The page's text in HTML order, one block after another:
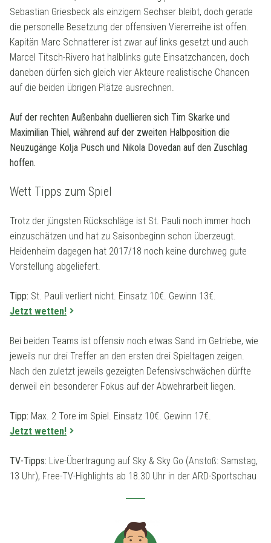
Sebastian Griesbeck als einzigem Sechser bleibt, doch gerade
die personelle Besetzung der offensiven Viererreihe ist offen.
Kapitän Marc Schnatterer ist zwar auf links gesetzt und auch
Marcel Titsch-Rivero hat halblinks gute Einsatzchancen, doch
daneben dürfen sich gleich vier Akteure realistische Chancen
auf die beiden übrigen Plätze ausrechnen.
Auf der rechten Außenbahn duellieren sich Tim Skarke und
Maximilian Thiel, während auf der zweiten Halbposition die
Neuzugänge Kolja Pusch und Nikola Dovedan auf den Zuschlag
hoffen.
Wett Tipps zum Spiel
Trotz der jüngsten Rückschläge ist St. Pauli noch immer hoch
einzuschätzen und hat zu Saisonbeginn schon überzeugt.
Heidenheim dagegen hat 2017/18 noch keine durchweg gute
Vorstellung abgeliefert.
Tipp: St. Pauli verliert nicht. Einsatz 10€. Gewinn 13€.
Jetzt wetten!
Bei beiden Teams ist offensiv noch etwas Sand im Getriebe, wie
jeweils nur drei Treffer an den ersten drei Spieltagen zeigen.
Nach den zuletzt jeweils gezeigten Defensivschwächen dürfte
derweil ein besonderer Fokus auf der Abwehrarbeit liegen.
Tipp: Max. 2 Tore im Spiel. Einsatz 10€. Gewinn 17€.
Jetzt wetten!
TV-Tipps: Live-Übertragung auf Sky & Sky Go (Anstoß: Samstag,
13 Uhr), Free-TV-Highlights ab 18.30 Uhr in der ARD-Sportschau